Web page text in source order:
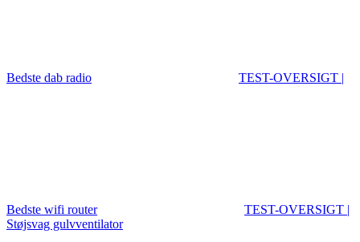
Bedste dab radio TEST-OVERSIGT |
Bedste wifi router
TEST-OVERSIGT |
Støjsvag gulvventilator